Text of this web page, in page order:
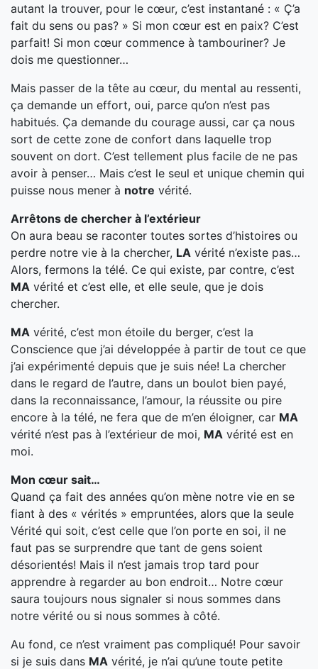
autant la trouver, pour le cœur, c’est instantané : « Ç’a
fait du sens ou pas? » Si mon cœur est en paix? C’est
parfait! Si mon cœur commence à tambouriner? Je
dois me questionner…
Mais passer de la tête au cœur, du mental au ressenti,
ça demande un effort, oui, parce qu’on n’est pas
habitués. Ça demande du courage aussi, car ça nous
sort de cette zone de confort dans laquelle trop
souvent on dort. C’est tellement plus facile de ne pas
avoir à penser… Mais c’est le seul et unique chemin qui
puisse nous mener à notre vérité.
Arrêtons de chercher à l’extérieur
On aura beau se raconter toutes sortes d’histoires ou
perdre notre vie à la chercher, LA vérité n’existe pas…
Alors, fermons la télé. Ce qui existe, par contre, c’est
MA vérité et c’est elle, et elle seule, que je dois
chercher.
MA vérité, c’est mon étoile du berger, c’est la
Conscience que j’ai développée à partir de tout ce que
j’ai expérimenté depuis que je suis née! La chercher
dans le regard de l’autre, dans un boulot bien payé,
dans la reconnaissance, l’amour, la réussite ou pire
encore à la télé, ne fera que de m’en éloigner, car MA
vérité n’est pas à l’extérieur de moi, MA vérité est en
moi.
Mon cœur sait…
Quand ça fait des années qu’on mène notre vie en se
fiant à des « vérités » empruntées, alors que la seule
Vérité qui soit, c’est celle que l’on porte en soi, il ne
faut pas se surprendre que tant de gens soient
désorientés! Mais il n’est jamais trop tard pour
apprendre à regarder au bon endroit… Notre cœur
saura toujours nous signaler si nous sommes dans
notre vérité ou si nous sommes à côté.
Au fond, ce n’est vraiment pas compliqué! Pour savoir
si je suis dans MA vérité, je n’ai qu’une toute petite